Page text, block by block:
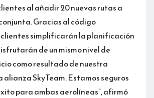
al añadir 20 nuevas rutas a
Gracias al código
simplificarán la planificación
de un mismo nivel de
como resultado de nuestra
SkyTeam. Estamos seguros
para ambas aerolíneas”, afirmó